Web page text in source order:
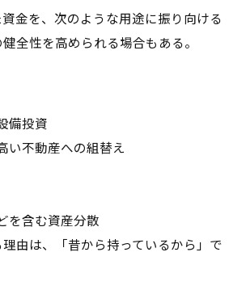
金を、次のような用途に振り向ける
全性を高められる場合もある。
備投資
い不動産への組替え
を含む資産分散
由は、「昔から持っているから」で